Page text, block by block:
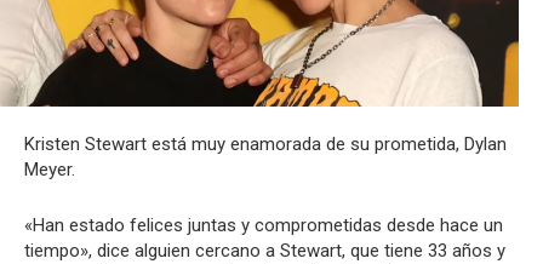
Kristen Stewart está muy enamorada de su prometida, Dylan
Meyer.
«Han estado felices juntas y comprometidas desde hace un
tiempo», dice alguien cercano a Stewart, que tiene 33 años y